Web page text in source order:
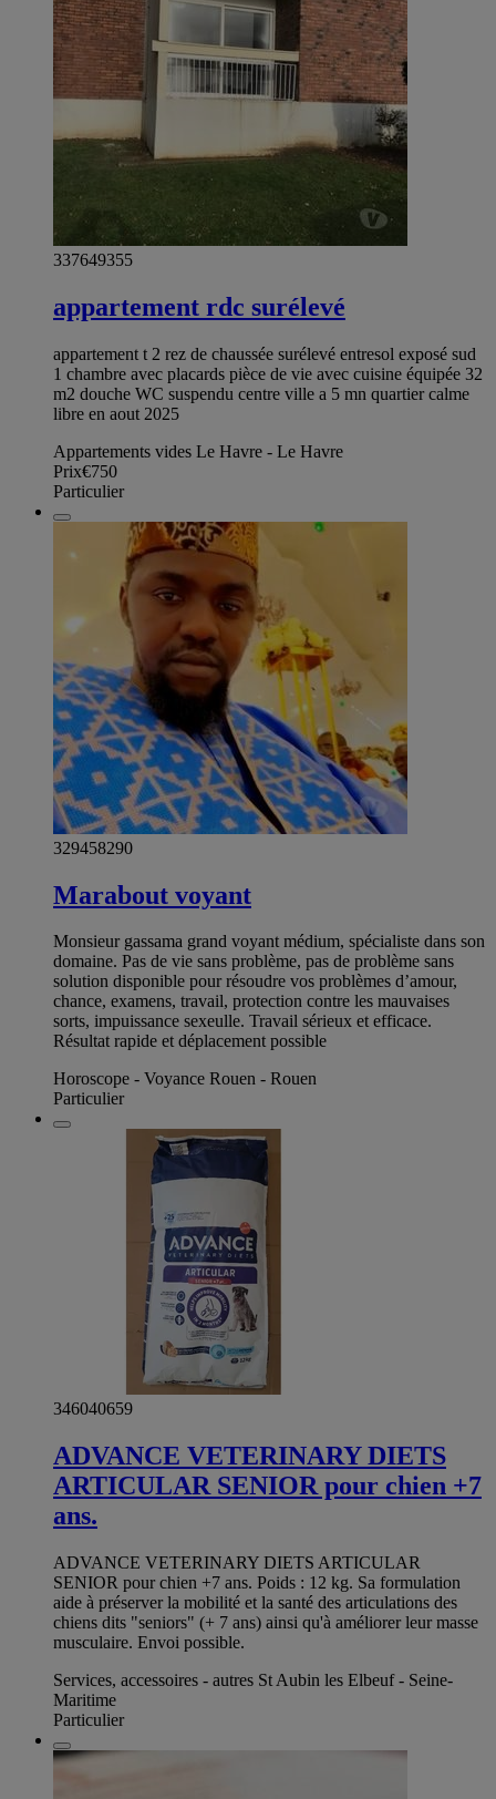
337649355
appartement rdc surélevé
appartement t 2 rez de chaussée surélevé entresol exposé sud
1 chambre avec placards pièce de vie avec cuisine équipée 32
m2 douche WC suspendu centre ville a 5 mn quartier calme
libre en aout 2025
Appartements vides Le Havre - Le Havre
Prix€750
Particulier
329458290
Marabout voyant
Monsieur gassama grand voyant médium, spécialiste dans son
domaine. Pas de vie sans problème, pas de problème sans
solution disponible pour résoudre vos problèmes d’amour,
chance, examens, travail, protection contre les mauvaises
sorts, impuissance sexeulle. Travail sérieux et efficace.
Résultat rapide et déplacement possible
Horoscope - Voyance Rouen - Rouen
Particulier
346040659
ADVANCE VETERINARY DIETS
ARTICULAR SENIOR pour chien +7
ans.
ADVANCE VETERINARY DIETS ARTICULAR
SENIOR pour chien +7 ans. Poids : 12 kg. Sa formulation
aide à préserver la mobilité et la santé des articulations des
chiens dits "seniors" (+ 7 ans) ainsi qu'à améliorer leur masse
musculaire. Envoi possible.
Services, accessoires - autres St Aubin les Elbeuf - Seine-
Maritime
Particulier